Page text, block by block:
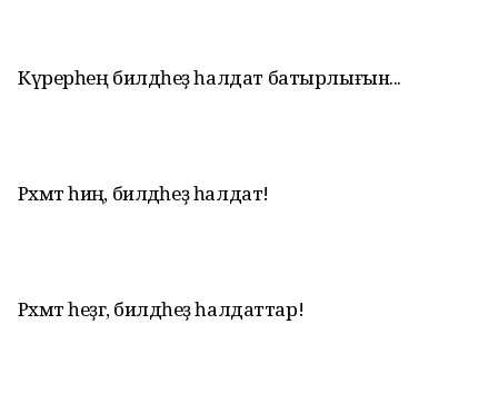
Күрерһең билдәһеҙ һалдат батырлығын...
Рәхмәт һиңә, билдәһеҙ һалдат!
Рәхмәт һеҙгә, билдәһеҙ һалдаттар!